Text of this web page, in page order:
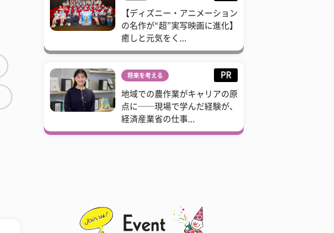
【ディズニー・アニメーション
の名作が“超”実写映画に進化】
癒しと元気をく...
将来を考える PR
地域での農作業がキャリアの原
点に──現場で学んだ経験が、
経済産業省の仕事...